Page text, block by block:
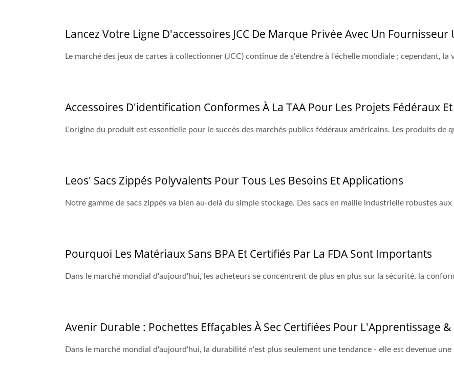
Lancez Votre Ligne D'accessoires JCC De Marque Privée Avec Un Fournisseur
Le marché des jeux de cartes à collectionner (JCC) continue de s'étendre à l'échelle mondiale ; cependant,
Accessoires D'identification Conformes À La TAA Pour Les Projets Fédéraux
L'origine du produit est essentielle pour le succès des marchés publics fédéraux américains. Les produits de
Leos' Sacs Zippés Polyvalents Pour Tous Les Besoins Et Applications
Notre gamme de sacs zippés va bien au-delà du simple stockage. Des sacs en maille industrielle robustes
Pourquoi Les Matériaux Sans BPA Et Certifiés Par La FDA Sont Importants
Dans le marché mondial d'aujourd'hui, les acheteurs se concentrent de plus en plus sur la sécurité, la
Avenir Durable : Pochettes Effaçables À Sec Certifiées Pour L'Apprentissage
Dans le marché mondial d'aujourd'hui, la durabilité n'est plus seulement une tendance - elle est devenue